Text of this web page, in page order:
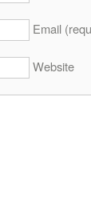
Email
Website